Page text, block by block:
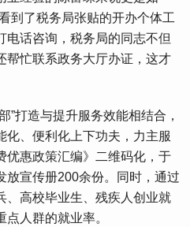
到了税务局张贴的开办个体工
电话咨询，税务局的同志不但
帮忙联系政务大厅办证，这才
打造与提升服务效能相结合，
化、便利化上下功夫，力主服
优惠政策汇编》二维码化，于
放宣传册200余份。同时，通过
、高校毕业生、残疾人创业就
人群的就业率。